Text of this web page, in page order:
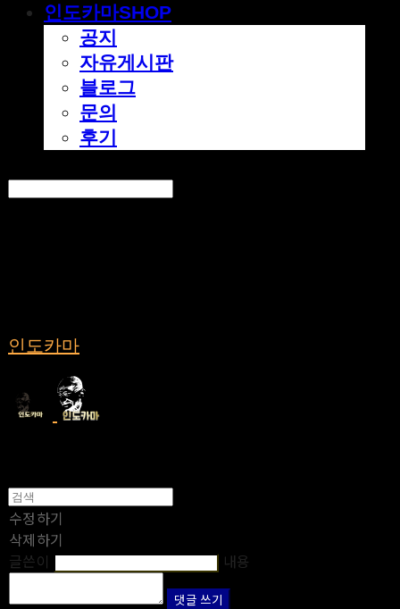
인도카마SHOP
공지
자유게시판
블로그
문의
후기
인도카마
수정하기
삭제하기
글쓴이
내용
댓글 쓰기